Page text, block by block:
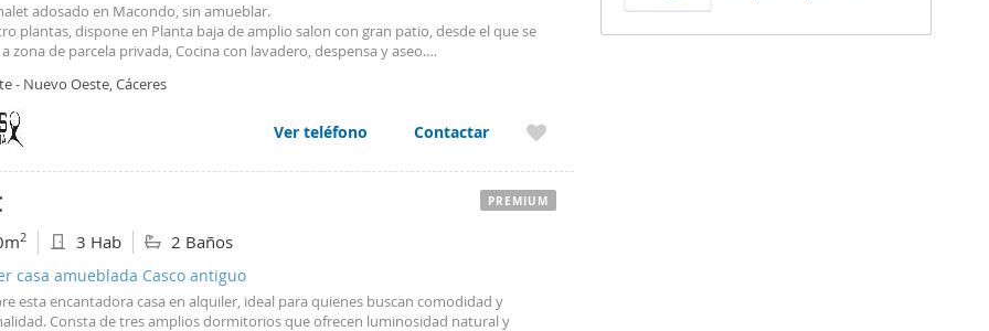
adosado en Macondo, sin amueblar.
plantas, dispone en Planta baja de amplio salon con gran patio, desde el que se
zona de parcela privada, Cocina con lavadero, despensa y aseo.
superior, zona abuhardillada con dormitorio, salón con amplia terraza y baño
sótano con gran habitación, acceso al garaje, bodega y dos trasteros.
de calefacción, aire acondicionado, amplias zonas comunes ajardinadas con piscina
paddel, ademas de la parcela privada.
un mes de reserva y una de garantia adicional
DE LA AGENCIA SERAN CUBIERTOS POR LA PARTE PROPIETARIA en
de larga duración(mas de un año) conforme a la ultima modificación legislativa de
12/2023 de Vivienda (Modificación del Art. 20.1 de la LAU)
visitarla con nosotros, llamanos al 927771117.Nexus Inmobiliaria. C/Garcia Plata
- Nuevo Oeste, Cáceres
Ver teléfono Contactar
2 3 Hab 2 Baños
casa amueblada Casco antiguo
esta encantadora casa en alquiler, ideal para quienes buscan comodidad y
Consta de tres amplios dormitorios que ofrecen luminosidad natural y
PREMIUM